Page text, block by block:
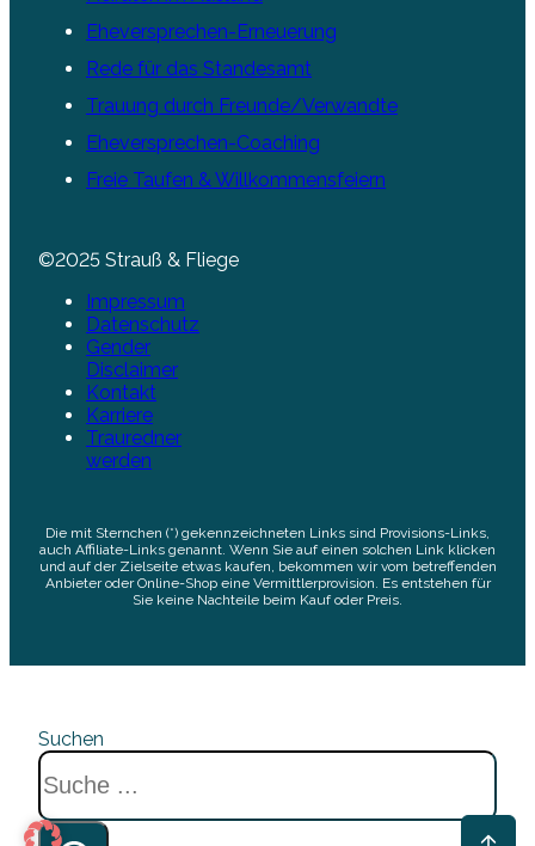
Eheversprechen-Erneuerung
Rede für das Standesamt
Trauung durch Freunde/Verwandte
Eheversprechen-Coaching
Freie Taufen & Willkommensfeiern
©2025 Strauß & Fliege
Impressum
Datenschutz
Gender
Disclaimer
Kontakt
Karriere
Trauredner
werden
Die mit Sternchen (*) gekennzeichneten Links sind Provisions-Links,
auch Affiliate-Links genannt. Wenn Sie auf einen solchen Link klicken
und auf der Zielseite etwas kaufen, bekommen wir vom betreffenden
Anbieter oder Online-Shop eine Vermittlerprovision. Es entstehen für
Sie keine Nachteile beim Kauf oder Preis.
Suchen